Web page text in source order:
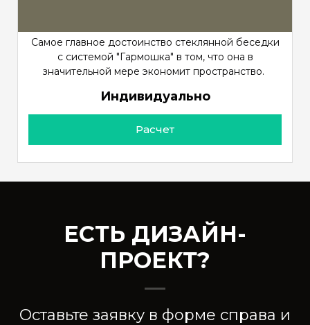
Самое главное достоинство стеклянной беседки
с системой "Гармошка" в том, что она в
значительной мере экономит пространство.
Индивидуально
Расчет
ЕСТЬ ДИЗАЙН-
ПРОЕКТ?
Оставьте заявку в форме справа и